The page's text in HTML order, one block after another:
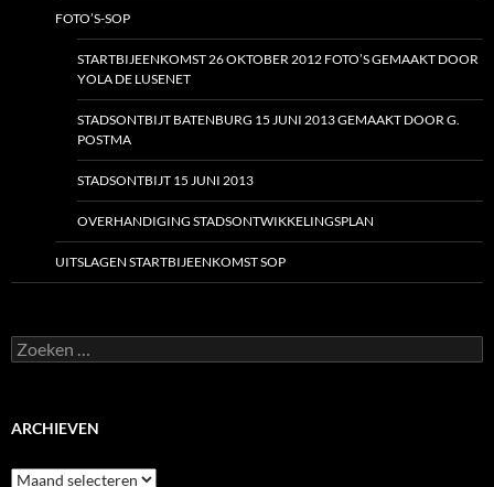
FOTO’S-SOP
STARTBIJEENKOMST 26 OKTOBER 2012 FOTO’S GEMAAKT DOOR
YOLA DE LUSENET
STADSONTBIJT BATENBURG 15 JUNI 2013 GEMAAKT DOOR G.
POSTMA
STADSONTBIJT 15 JUNI 2013
OVERHANDIGING STADSONTWIKKELINGSPLAN
UITSLAGEN STARTBIJEENKOMST SOP
Zoeken
naar:
ARCHIEVEN
Archieven